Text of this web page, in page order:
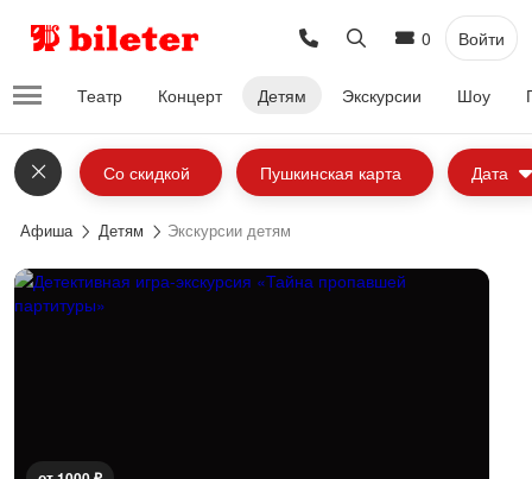
0 Войти
Театр Концерт Детям Экскурсии Шоу
Со скидкой Пушкинская карта Дата
Афиша Детям Экскурсии детям